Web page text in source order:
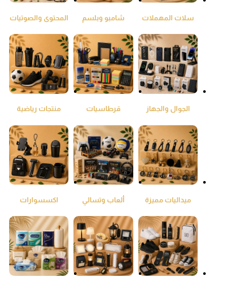
سلات المهملات
شامبو وبلسم المحتوى والصوتيات
الجوال والجهاز
قرطاسيات
منتجات رياضية
ميداليات مميزة ألعاب وتسالي
اكسسوارات